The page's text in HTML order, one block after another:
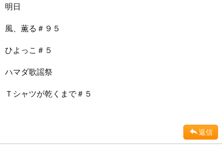
明日
風、薫る＃９５
ひよっこ＃５
ハマダ歌謡祭
Ｔシャツが乾くまで＃５
返信